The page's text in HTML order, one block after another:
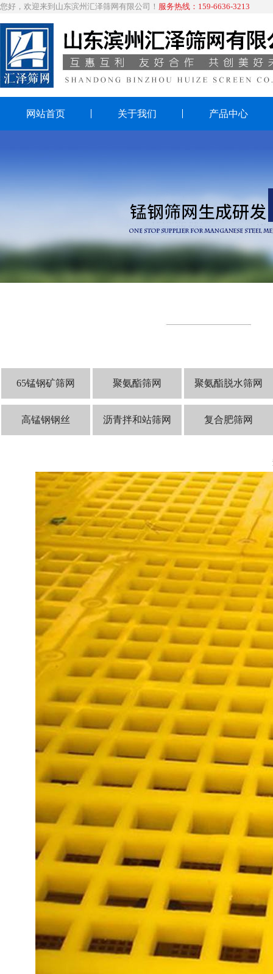
您好，欢迎来到山东滨州汇泽筛网有限公司！ 服务热线：159-6636-3213
网站首页 关于我们 产品中心
65锰钢矿筛网 聚氨酯筛网 聚氨酯脱水筛网
高锰钢钢丝 沥青拌和站筛网 复合肥筛网